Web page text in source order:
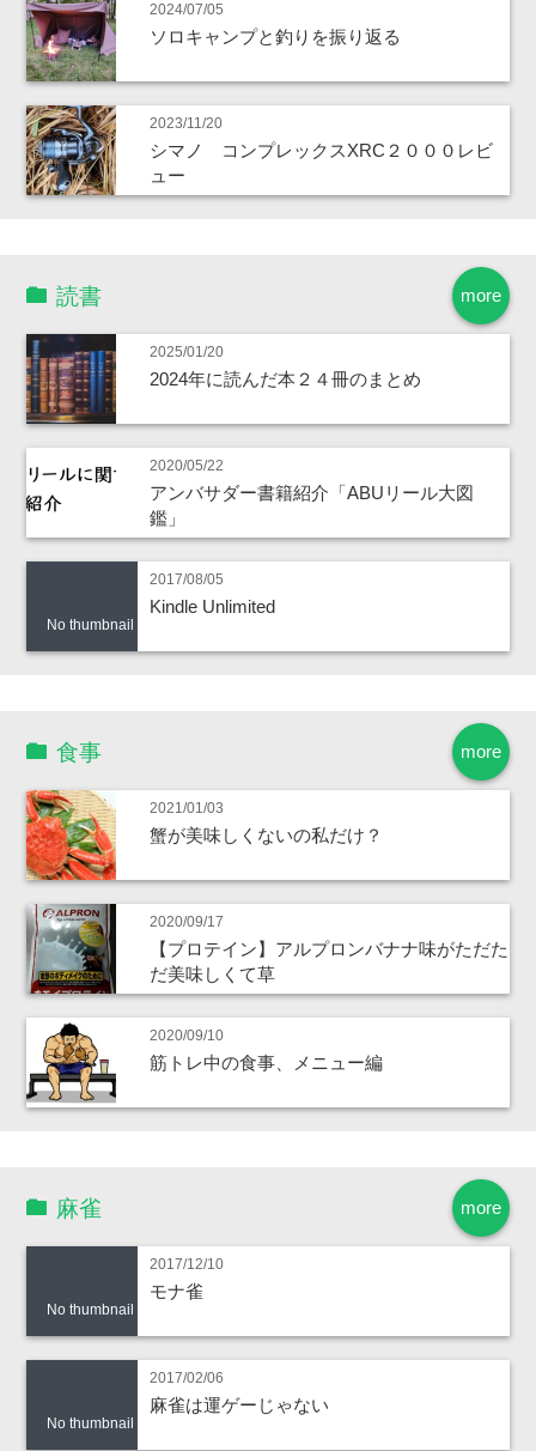
2024/07/05
ソロキャンプと釣りを振り返る
2023/11/20
シマノ コンプレックスXRC２０００レビ
ュー
more
読書
2025/01/20
2024年に読んだ本２４冊のまとめ
2020/05/22
アンバサダー書籍紹介「ABUリール大図
鑑」
No thumbnail
2017/08/05
Kindle Unlimited
more
食事
2021/01/03
蟹が美味しくないの私だけ？
2020/09/17
【プロテイン】アルプロンバナナ味がただた
だ美味しくて草
2020/09/10
筋トレ中の食事、メニュー編
more
麻雀
No thumbnail
2017/12/10
モナ雀
No thumbnail
2017/02/06
麻雀は運ゲーじゃない